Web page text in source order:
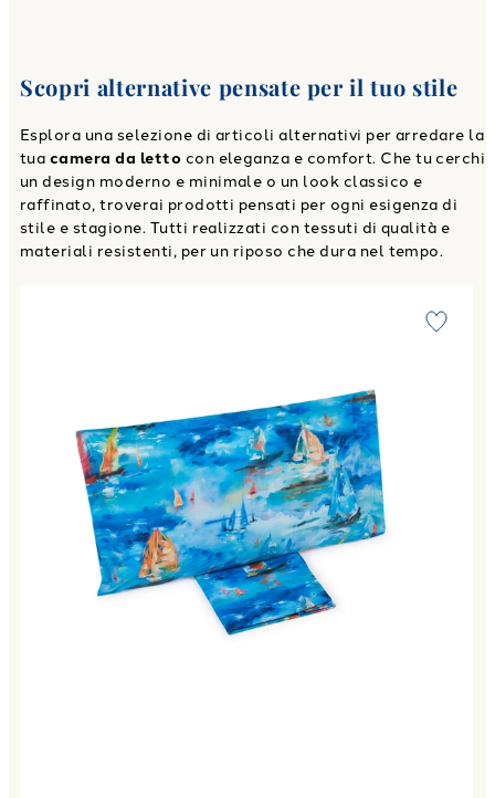
Scopri alternative pensate per il tuo stile
Esplora una selezione di articoli alternativi per arredare la
tua camera da letto con eleganza e comfort. Che tu cerchi
un design moderno e minimale o un look classico e
raffinato, troverai prodotti pensati per ogni esigenza di
stile e stagione. Tutti realizzati con tessuti di qualità e
materiali resistenti, per un riposo che dura nel tempo.